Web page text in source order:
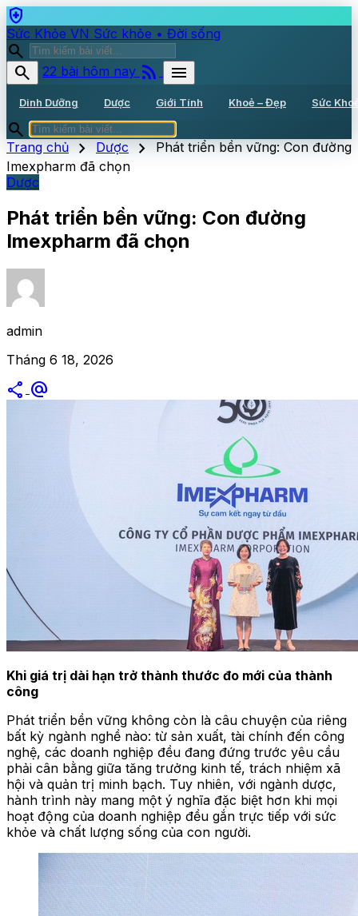
health_and_safety
Sức Khỏe VN Sức khỏe • Đời sống
search
search
22 bài hôm nay rss_feed menu
Dinh Dưỡng Dược Giới Tính Khoẻ – Đẹp Sức
search
Trang chủ chevron_right Dược chevron_right Phát triển bền vững: Con đường
Imexpharm đã chọn
Dược
Phát triển bền vững: Con đường
Imexpharm đã chọn
admin
Tháng 6 18, 2026
share alternate_email
Khi giá trị dài hạn trở thành thước đo mới của thành
công
Phát triển bền vững không còn là câu chuyện của riêng
bất kỳ ngành nghề nào: từ sản xuất, tài chính đến công
nghệ, các doanh nghiệp đều đang đứng trước yêu cầu
phải cân bằng giữa tăng trưởng kinh tế, trách nhiệm xã
hội và quản trị minh bạch. Tuy nhiên, với ngành dược,
hành trình này mang một ý nghĩa đặc biệt hơn khi mọi
hoạt động của doanh nghiệp đều gắn trực tiếp với sức
khỏe và chất lượng sống của con người.